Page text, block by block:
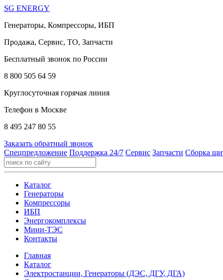
SG ENERGY
Генераторы, Компрессоры, ИБП
Продажа, Сервис, ТО, Запчасти
Бесплатный звонок по России
8 800 505 64 59
Круглосуточная горячая линия
Телефон в Москве
8 495 247 80 55
Заказать обратный звонок
Спецпредложение Поддержка 24/7 Сервис Запчасти Сборка
Каталог
Генераторы
Компрессоры
ИБП
Энергокомплексы
Мини-ТЭС
Контакты
Главная
Каталог
Электростанции, Генераторы (ДЭС, ДГУ, ДГА)